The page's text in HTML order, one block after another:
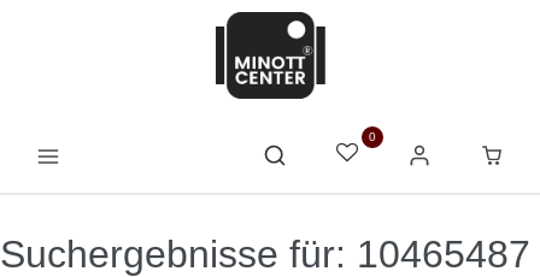
0
Suchergebnisse für: 10465487